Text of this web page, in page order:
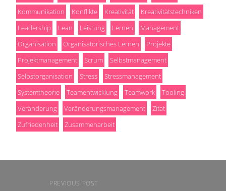
Kommunikation
Konflikte Kreativität
Kreativitätstechniken
Leadership
Lean Leistung Lernen
Management
Organisation
Organisatorisches Lernen
Projekte
Projektmanagement
Scrum
Selbstmanagement
Selbstorganisation
Stress
Stressmanagement
Systemtheorie
Teamentwicklung Teamwork
Tooling
Veränderung
Veränderungsmanagement
Zitat
Zufriedenheit
Zusammenarbeit
PREVIOUS POST